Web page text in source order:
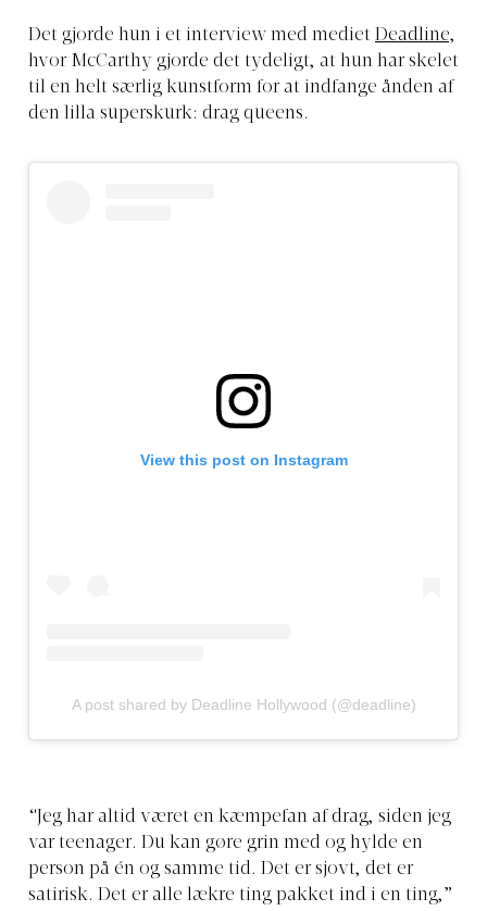
Det gjorde hun i et interview med mediet Deadline,
hvor McCarthy gjorde det tydeligt, at hun har skelet
til en helt særlig kunstform for at indfange ånden af
den lilla superskurk: drag queens.
View this post on Instagram
A post shared by Deadline Hollywood (@deadline)
“Jeg har altid været en kæmpefan af drag, siden jeg
var teenager. Du kan gøre grin med og hylde en
person på én og samme tid. Det er sjovt, det er
satirisk. Det er alle lækre ting pakket ind i en ting,”